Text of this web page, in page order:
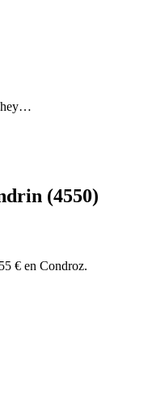
(4550)
€ en Condroz.